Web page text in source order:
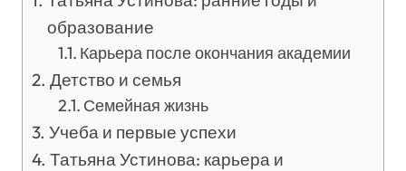
образование
Карьера после окончания академии
Детство и семья
Семейная жизнь
Учеба и первые успехи
Татьяна Устинова: карьера и